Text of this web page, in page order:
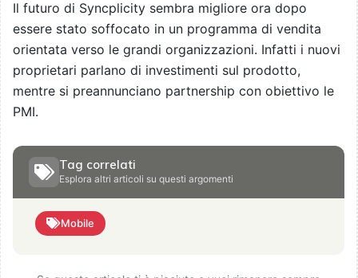
Il futuro di Syncplicity sembra migliore ora dopo
essere stato soffocato in un programma di vendita
orientata verso le grandi organizzazioni. Infatti i nuovi
proprietari parlano di investimenti sul prodotto,
mentre si preannunciano partnership con obiettivo le
PMI.
Tag correlati
Esplora altri articoli su questi argomenti
Mobile